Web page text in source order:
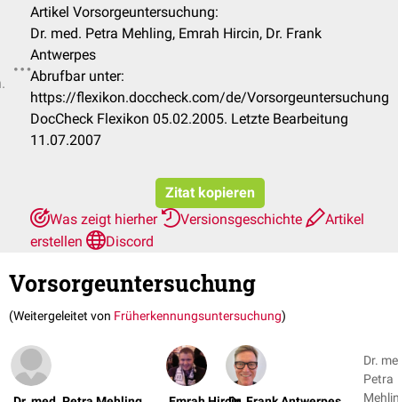
Artikel Vorsorgeuntersuchung:
Dr. med. Petra Mehling, Emrah Hircin, Dr. Frank
Antwerpes
Abrufbar unter:
https://flexikon.doccheck.com/de/Vorsorgeuntersuchung
DocCheck Flexikon 05.02.2005. Letzte Bearbeitung
11.07.2007
Zitat kopieren
Was zeigt hierher
Versionsgeschichte
Artikel
erstellen
Discord
Vorsorgeuntersuchung
(Weitergeleitet von Früherkennungsuntersuchung)
Dr.
Petra